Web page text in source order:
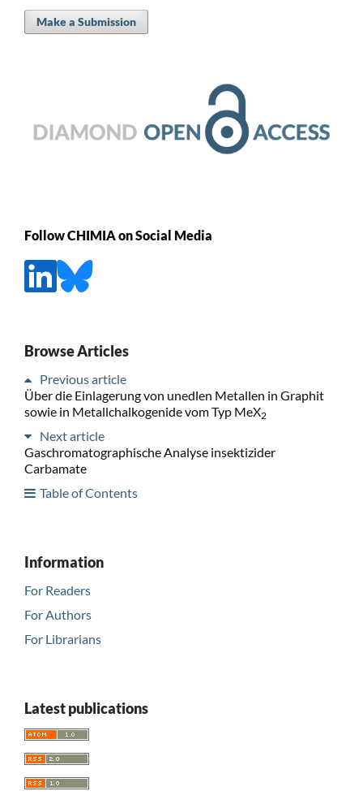
Make a Submission
Follow CHIMIA on Social Media
Browse Articles
Previous article
Über die Einlagerung von unedlen Metallen in Graphit
sowie in Metallchalkogenide vom Typ MeX2
Next article
Gaschromatographische Analyse insektizider
Carbamate
Table of Contents
Information
For Readers
For Authors
For Librarians
Latest publications